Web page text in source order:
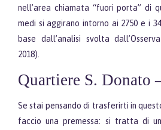
nell’area chiamata “fuori porta” di
medi si aggirano intorno ai 2750 e i
base dall’analisi svolta
2018).
Quartiere S. Donato
Se stai pensando di trasferirti in
faccio una premessa: si tratta di